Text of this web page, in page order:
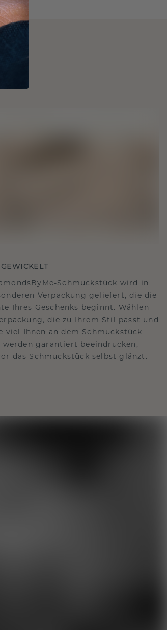
Schmuckstück wird in
Verpackung geliefert, die die
Ihres Geschenks beginnt. Wählen
die zu Ihrem Stil passt und
viel Ihnen an dem Schmuckstück
werden garantiert beeindrucken,
das Schmuckstück selbst glänzt.